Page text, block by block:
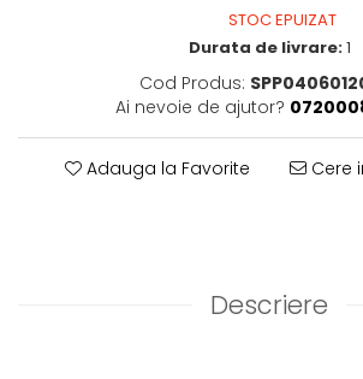
STOC EPUIZAT
Durata de livrare:1
Cod Produs:
Ai nevoie de ajutor?
Adauga la Favorite Cere
Descriere